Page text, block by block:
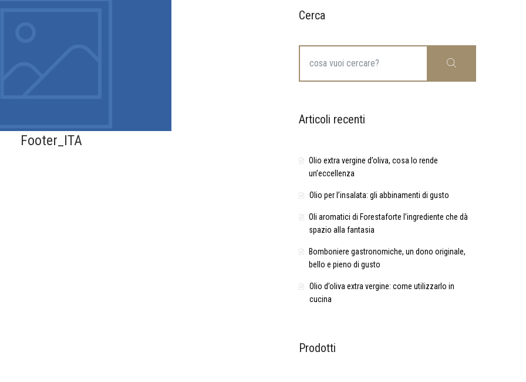
Footer_ITA
Cerca
for:
Articoli recenti
Olio extra vergine d’oliva, cosa lo rende
un’eccellenza
Olio per l’insalata: gli abbinamenti di gusto
Oli aromatici di Forestaforte l’ingrediente che dà
spazio alla fantasia
Bomboniere gastronomiche, un dono originale,
bello e pieno di gusto
Olio d’oliva extra vergine: come utilizzarlo in
cucina
Prodotti